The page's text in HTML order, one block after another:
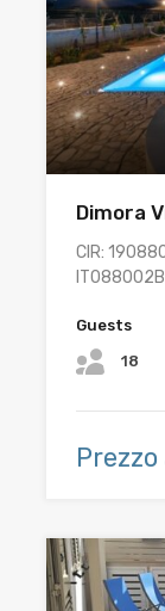
Dimora
CIR:
Guests
18